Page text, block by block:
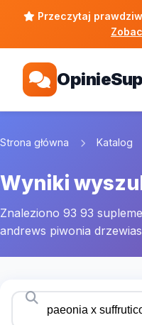
Przeczytaj
Strona główna Katalog
Wyniki
Znaleziono 93 93
andrews piwonia